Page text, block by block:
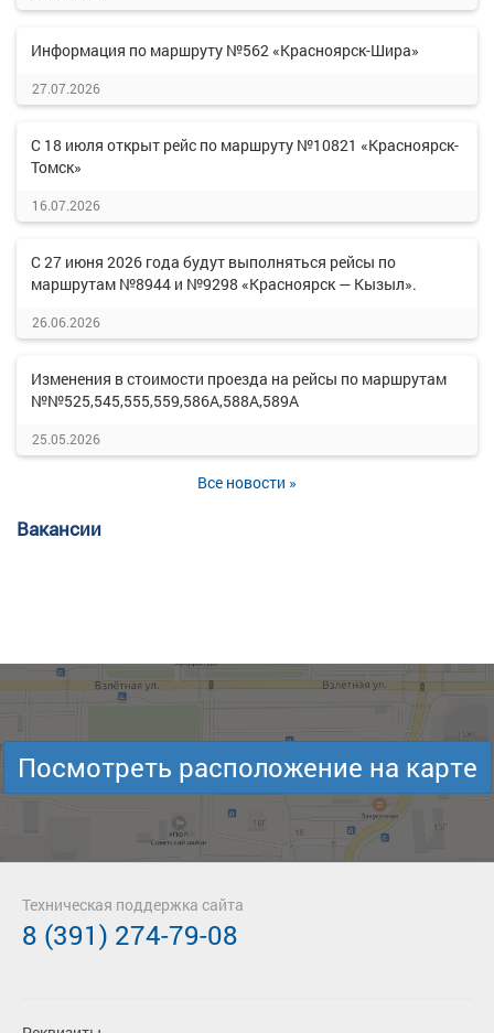
Информация по маршруту №562 «Красноярск-Шира»
27.07.2026
С 18 июля открыт рейс по маршруту №10821 «Красноярск-
Томск»
16.07.2026
С 27 июня 2026 года будут выполняться рейсы по
маршрутам №8944 и №9298 «Красноярск — Кызыл».
26.06.2026
Изменения в стоимости проезда на рейсы по маршрутам
№№525,545,555,559,586А,588А,589А
25.05.2026
Все новости »
Вакансии
Посмотреть расположение на карте
Техническая поддержка сайта
8 (391) 274-79-08